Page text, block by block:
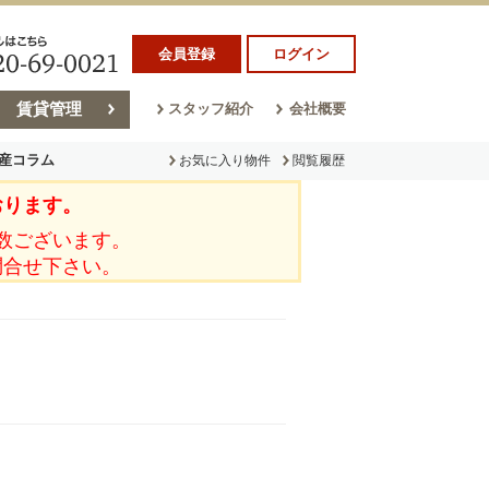
会員登録 ログイン
賃貸管理 スタッフ紹介 会社概要
コラム
ム
お気に入り物件 閲覧履歴
ます。
ざいます。
せ下さい。